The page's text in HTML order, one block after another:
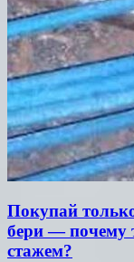
Покупай
бери — почему
стажем?